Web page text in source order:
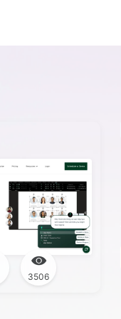
3506